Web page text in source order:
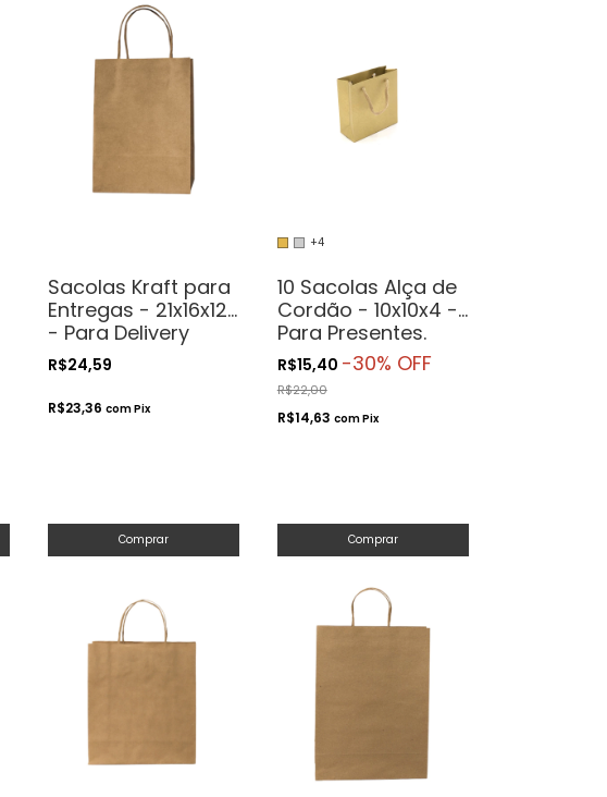
Sacolas Kraft para
Entregas - 21x16x12
- Para Delivery
R$24,59
R$23,36 comPix
Comprar
+4
10 Sacolas Alça de
Cordão - 10x10x4 -
Para Presentes.
Cosméticos ou
Artesanatos
R$15,40 -30% OFF
R$22,00
R$14,63 comPix
Comprar